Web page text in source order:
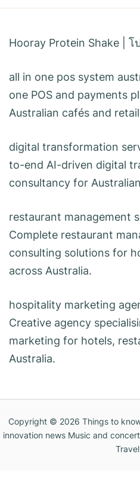
Hooray Protein Shake โ
all in one pos system
one POS and payments
Australian cafés and
digital transformation
to-end AI-driven digital
consultancy for
restaurant management
Complete restaurant
consulting solutions for
across Australia.
hospitality marketing
Creative agency
marketing for hotels,
Australia.
Copyright © 2026 Things to
innovation news Music and